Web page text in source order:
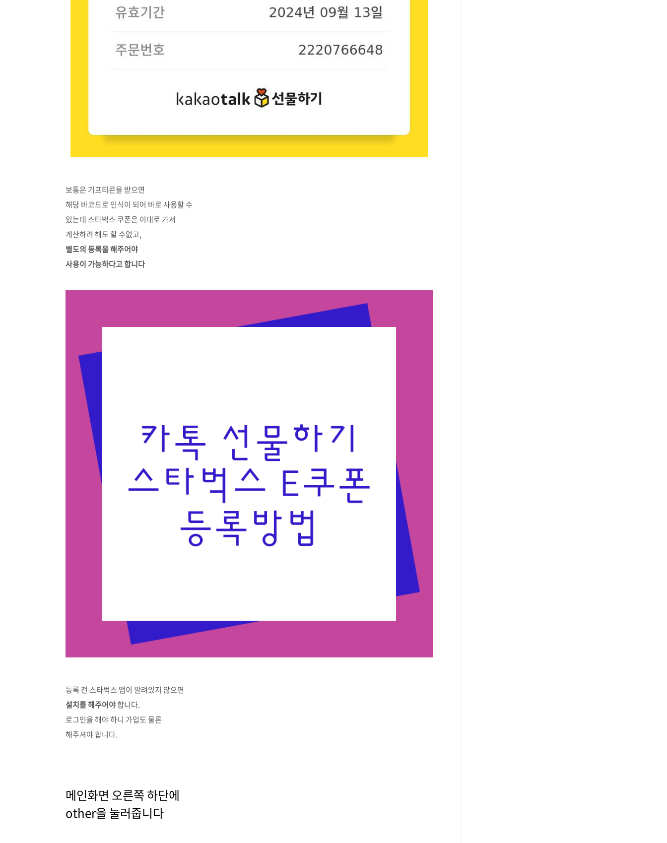
보통은 기프티콘을 받으면
해당 바코드로 인식이 되어 바로 사용할 수
있는데 스타벅스 쿠폰은 이대로 가서
계산하려 해도 할 수없고,
별도의 등록을 해주어야
사용이 가능하다고 합니다
등록 전 스타벅스 앱이 깔려있지 않으면
설치를 해주어야합니다.
로그인을 해야 하니 가입도 물론
해주셔야 합니다.
메인화면 오른쪽 하단에
other을 눌러줍니다